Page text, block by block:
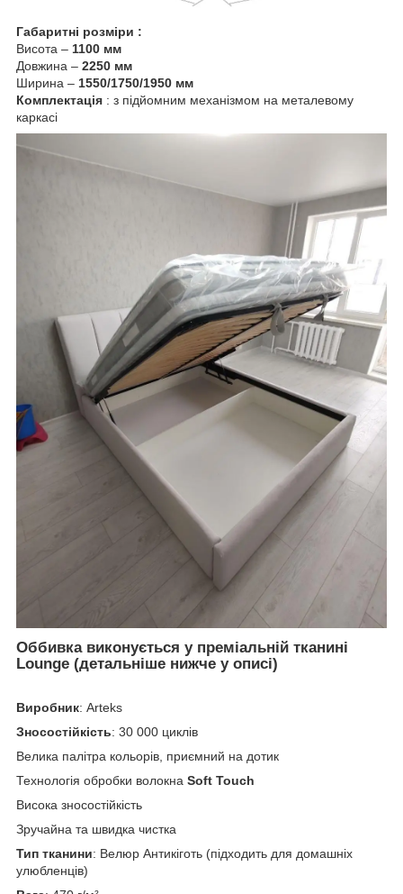
Габаритні розміри :
Висота – 1100 мм
Довжина – 2250 мм
Ширина – 1550/1750/1950 мм
Комплектація : з підйомним механізмом на металевому
каркасі
Оббивка виконується у преміальній тканині
Lounge (детальніше нижче у описі)
Виробник: Arteks
Зносостійкість: 30 000 циклів
Велика палітра кольорів, приємний на дотик
Технологія обробки волокна Soft Touch
Висока зносостійкість
Зручайна та швидка чистка
Тип тканини: Велюр Антикіготь (підходить для домашніх
улюбленців)